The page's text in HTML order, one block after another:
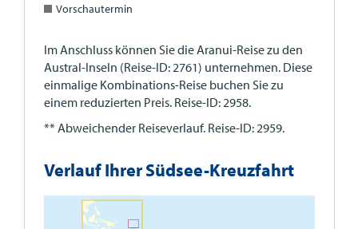
Vorschautermin
Im Anschluss können Sie die Aranui-Reise zu den
Austral-Inseln (Reise-ID: 2761) unternehmen. Diese
einmalige Kombinations-Reise buchen Sie zu
einem reduzierten Preis. Reise-ID: 2958.
** Abweichender Reiseverlauf. Reise-ID: 2959.
Verlauf Ihrer Südsee-Kreuzfahrt